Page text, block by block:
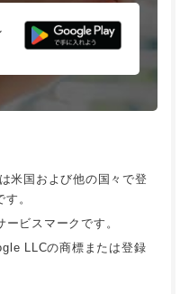
米国および他の国々で登
。
ビスマークです。
LLCの商標または登録